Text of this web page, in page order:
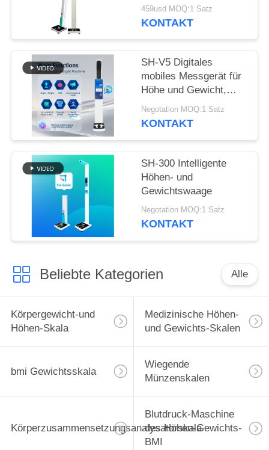
PRIVACY
POLICY
459usd MOQ:1 Satz
KONTAKT
SH-V5 Digitales
mobiles Messgerät für
Höhe und Gewicht,
BMI-Waage
Negotation MOQ:1 Satz
KONTAKT
SH-300 Intelligente
Höhen- und
Gewichtswaage
Negotation MOQ:1 Satz
KONTAKT
Beliebte Kategorien Alle
Körpergewicht-und
Höhen-Skala
Medizinische Höhen-
und Gewichts-Skalen
bmi Gewichtsskala
Wiegende
Münzenskalen
Körperzusammensetzungsanalysatorskala
Blutdruck-Maschine
des Höhen-Gewichts-
BMI